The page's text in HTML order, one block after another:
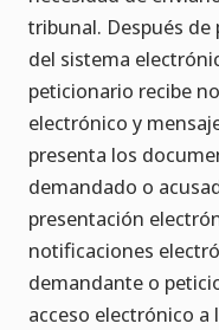
tribunal. Después de
del sistema
peticionario recibe
electrónico y
presenta los
demandado o
presentación
notificaciones
demandante o
acceso electrónico a